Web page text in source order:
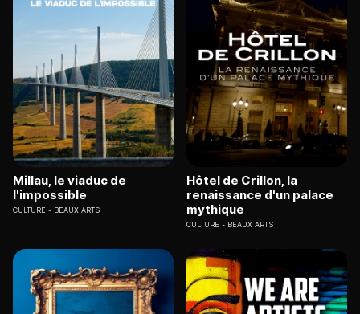
Millau, le viaduc de
l'impossible
CULTURE BEAUX ARTS
Hôtel de Crillon, la
renaissance d'un palace
mythique
CULTURE BEAUX ARTS